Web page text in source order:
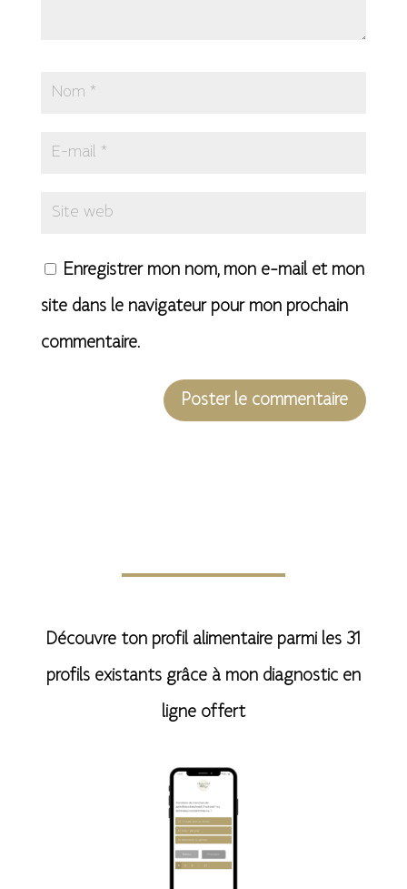
Enregistrer mon nom, mon e-mail et mon
site dans le navigateur pour mon prochain
commentaire.
Découvre ton profil alimentaire parmi les 31
profils existants grâce à mon diagnostic en
ligne offert